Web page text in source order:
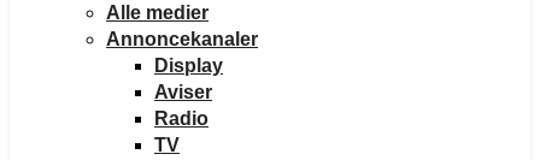
Alle medier
Annoncekanaler
Display
Aviser
Radio
TV